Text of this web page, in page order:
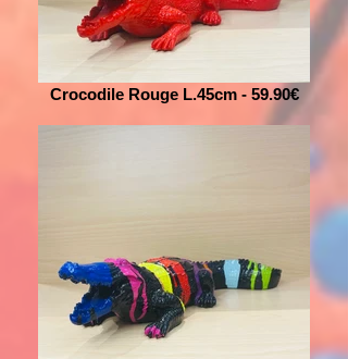
Crocodile Rouge L.45cm - 59.90€